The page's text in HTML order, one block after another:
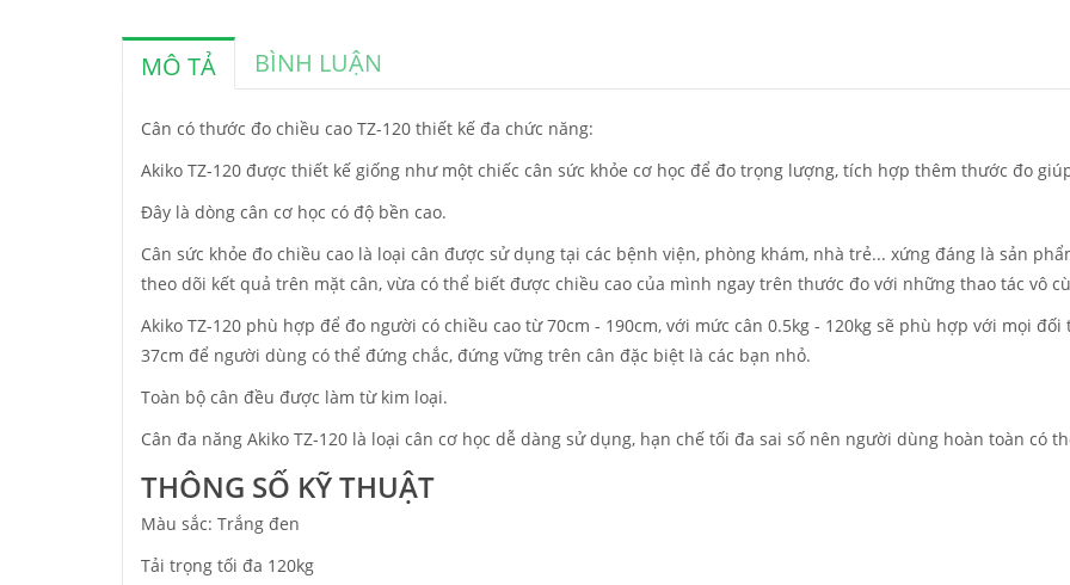
MÔ TẢ BÌNH LUẬN
Cân có thước đo chiều cao TZ-120 thiết kế đa chức năng:
Akiko TZ-120 được thiết kế giống như một chiếc cân sức khỏe cơ học để đo trọng lượng, tích hợp thêm thước đo
Đây là dòng cân cơ học có độ bền cao.
Cân sức khỏe đo chiều cao là loại cân được sử dụng tại các bệnh viện, phòng khám, nhà trẻ... xứng đáng là sản
theo dõi kết quả trên mặt cân, vừa có thể biết được chiều cao của mình ngay trên thước đo với những thao tác vô
Akiko TZ-120 phù hợp để đo người có chiều cao từ 70cm - 190cm, với mức cân 0.5kg - 120kg sẽ phù hợp với mọi
37cm để người dùng có thể đứng chắc, đứng vững trên cân đặc biệt là các bạn nhỏ.
Toàn bộ cân đều được làm từ kim loại.
Cân đa năng Akiko TZ-120 là loại cân cơ học dễ dàng sử dụng, hạn chế tối đa sai số nên người dùng hoàn toàn có
THÔNG SỐ KỸ THUẬT
Màu sắc: Trắng đen
Tải trọng tối đa 120kg